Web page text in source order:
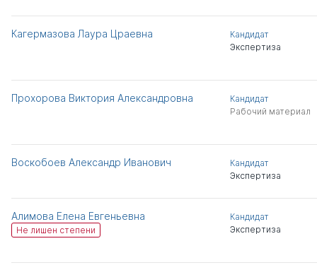
Кагермазова Лаура Цраевна
Кандидат
Экспертиза
Прохорова Виктория Александровна
Кандидат
Рабочий материал
Воскобоев Александр Иванович
Кандидат
Экспертиза
Алимова Елена Евгеньевна
Не лишен степени
Кандидат
Экспертиза